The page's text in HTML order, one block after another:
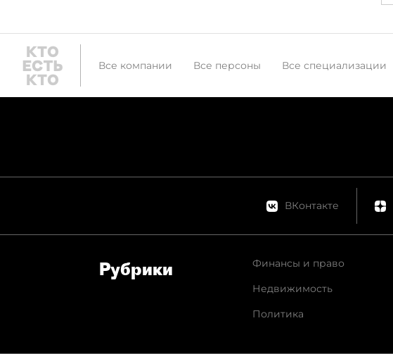
Все компании Все персоны Все специализации
ВКонтакте
Рубрики
Финансы и право
Недвижимость
Политика